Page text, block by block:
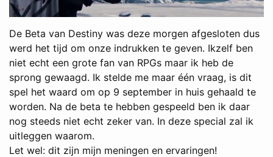
De Beta van Destiny was deze morgen afgesloten dus
werd het tijd om onze indrukken te geven. Ikzelf ben
niet echt een grote fan van RPGs maar ik heb de
sprong gewaagd. Ik stelde me maar één vraag, is dit
spel het waard om op 9 september in huis gehaald te
worden. Na de beta te hebben gespeeld ben ik daar
nog steeds niet echt zeker van. In deze special zal ik
uitleggen waarom.
Let wel: dit zijn mijn meningen en ervaringen!